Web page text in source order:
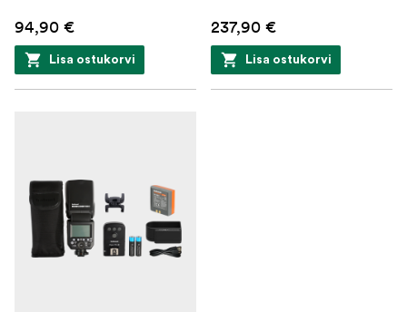
94,90 €
Lisa ostukorvi
237,90 €
Lisa ostukorvi